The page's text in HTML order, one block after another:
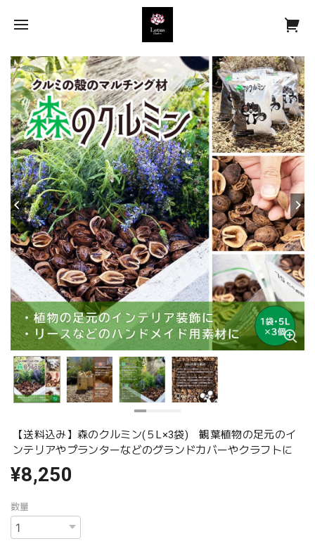
【送料込み】森のクルミン(５L×3袋) 観葉植物の足元のイ
ンテリアやプランターなどのグランドカバーやクラフトに
¥8,250
数量